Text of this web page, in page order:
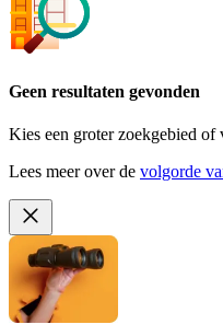
Geen resultaten gevonden
Kies een groter zoekgebied
Lees meer over de volgorde